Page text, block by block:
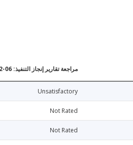
مراجعة تقارير إنجاز التنفيذ: 06-02-1989
Unsatisfactory
Not Rated
Not Rated